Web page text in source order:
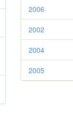
2006
2002
2004
2005